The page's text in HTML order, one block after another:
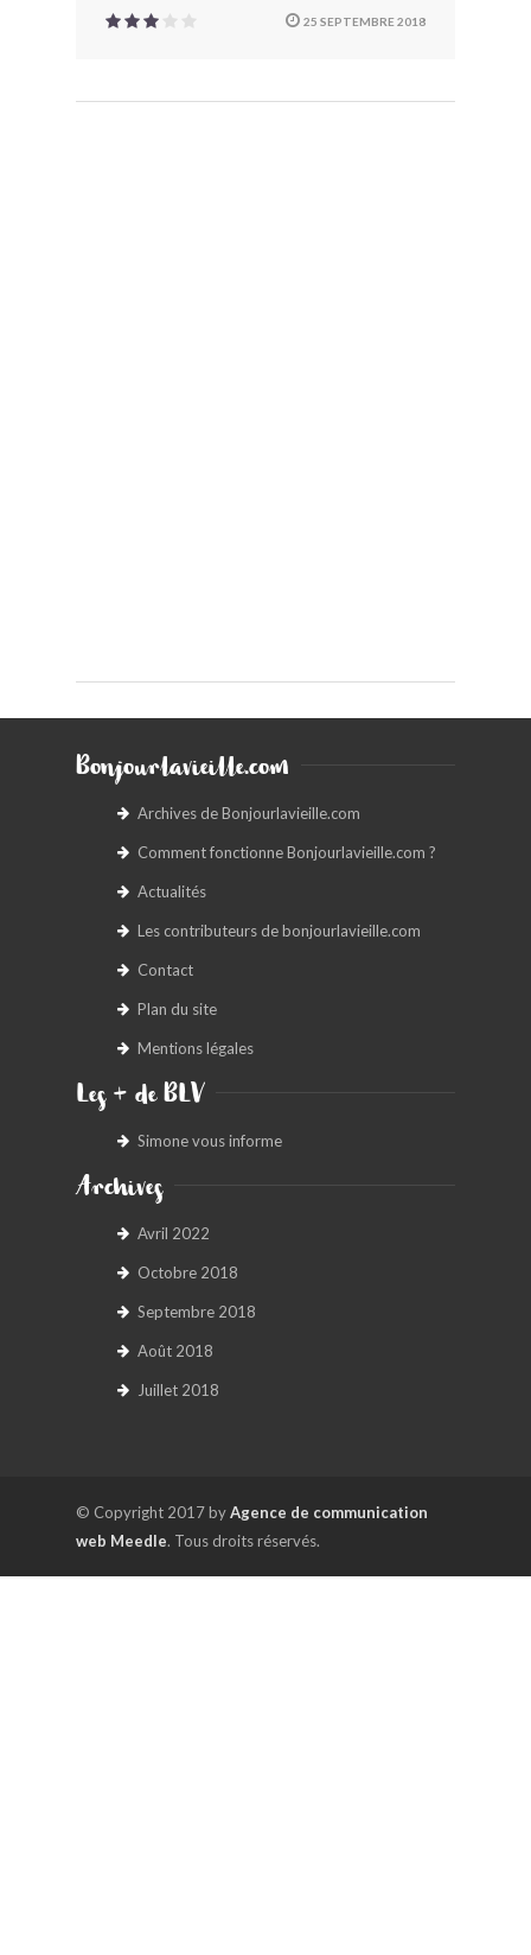
25 SEPTEMBRE 2018
Bonjourlavieille.com
Archives de Bonjourlavieille.com
Comment fonctionne Bonjourlavieille.com ?
Actualités
Les contributeurs de bonjourlavieille.com
Contact
Plan du site
Mentions légales
Les + de BLV
Simone vous informe
Archives
Avril 2022
Octobre 2018
Septembre 2018
Août 2018
Juillet 2018
© Copyright 2017 byAgence de communication
web Meedle. Tous droits réservés.